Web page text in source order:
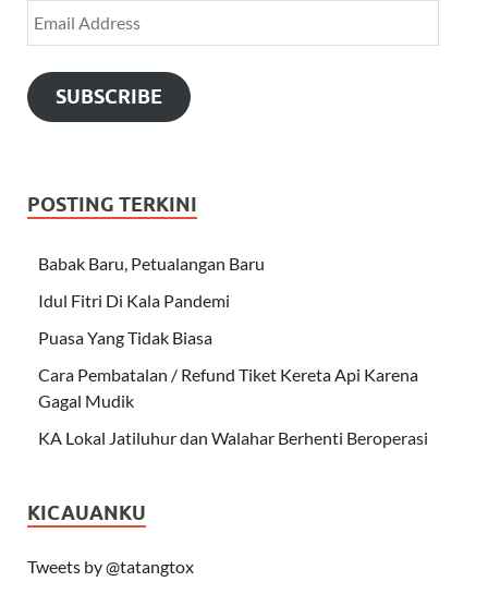
SUBSCRIBE
POSTING TERKINI
Babak Baru, Petualangan Baru
Idul Fitri Di Kala Pandemi
Puasa Yang Tidak Biasa
Cara Pembatalan / Refund Tiket Kereta Api Karena
Gagal Mudik
KA Lokal Jatiluhur dan Walahar Berhenti Beroperasi
KICAUANKU
Tweets by @tatangtox